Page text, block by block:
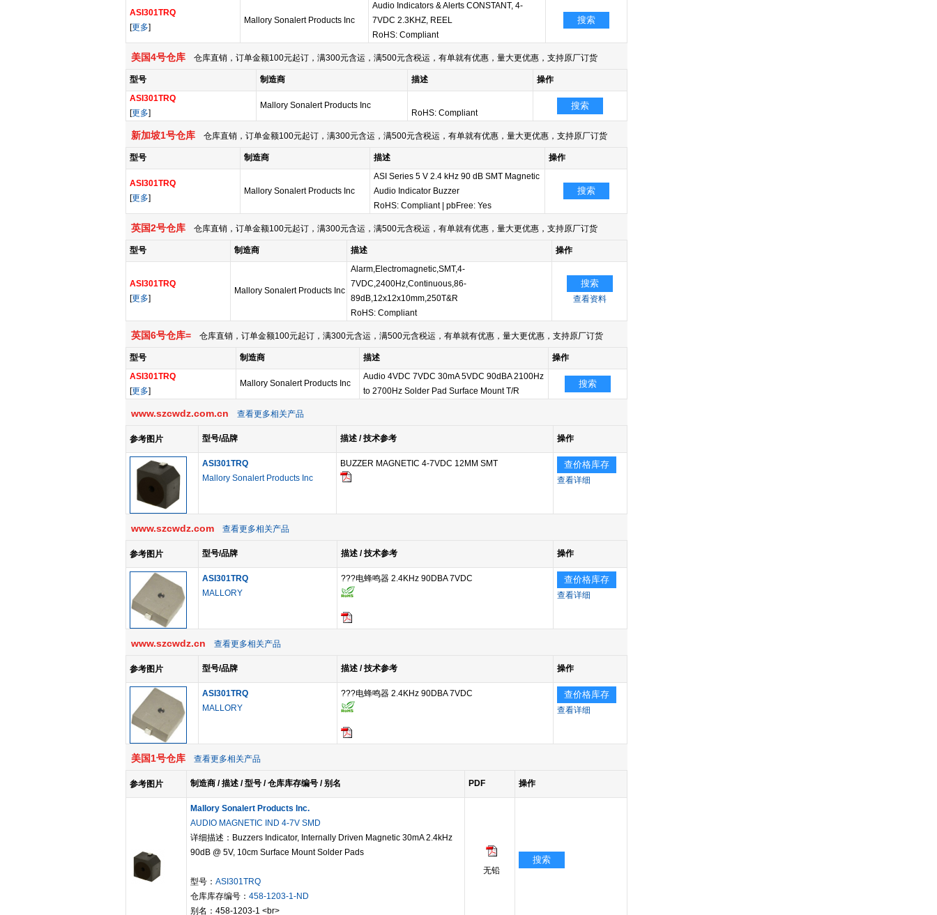
ASI301TRQ
[更多]
Mallory Sonalert Products Inc
Audio Indicators & Alerts CONSTANT, 4-
7VDC 2.3KHZ, REEL
RoHS: Compliant
搜索
美国4号仓库 仓库直销，订单金额100元起订，满300元含运，满500元含税运，有单就有优惠，量大更优惠，支持原厂订货
型号 制造商 描述
操作
ASI301TRQ
[更多]
Mallory Sonalert Products Inc
RoHS: Compliant
搜索
新加坡1号仓库 仓库直销，订单金额100元起订，满300元含运，满500元含税运，有单就有优惠，量大更优惠，支持原厂订货
型号 制造商 描述 操作
ASI301TRQ
[更多]
Mallory Sonalert Products Inc
ASI Series 5 V 2.4 kHz 90 dB SMT Magnetic
Audio Indicator Buzzer
RoHS: Compliant pbFree: Yes
搜索
英国2号仓库 仓库直销，订单金额100元起订，满300元含运，满500元含税运，有单就有优惠，量大更优惠，支持原厂订货
型号 制造商 描述 操作
ASI301TRQ
[更多]
Mallory Sonalert Products Inc
Alarm,Electromagnetic,SMT,4-
7VDC,2400Hz,Continuous,86-
89dB,12x12x10mm,250T&R
RoHS: Compliant
搜索
查看资料
英国6号仓库= 仓库直销，订单金额100元起订，满300元含运，满500元含税运，有单就有优惠，量大更优惠，支持原厂订货
型号 制造商 描述
操作
ASI301TRQ
[更多]
Mallory Sonalert Products Inc
Audio 4VDC 7VDC 30mA 5VDC 90dBA 2100Hz
to 2700Hz Solder Pad Surface Mount T/R
搜索
www.szcwdz.com.cn 查看更多相关产品
参考图片 型号/品牌 描述 / 技术参考 操作
ASI301TRQ
Mallory Sonalert Products Inc
BUZZER MAGNETIC 4-7VDC 12MM SMT 查价格库存
查看详细
www.szcwdz.com 查看更多相关产品
参考图片 型号/品牌 描述 / 技术参考 操作
ASI301TRQ
MALLORY
???电蜂鸣器 2.4KHz 90DBA 7VDC 查价格库存
查看详细
www.szcwdz.cn 查看更多相关产品
参考图片 型号/品牌 描述 / 技术参考 操作
ASI301TRQ
MALLORY
???电蜂鸣器 2.4KHz 90DBA 7VDC 查价格库存
查看详细
美国1号仓库 查看更多相关产品
参考图片 制造商 / 描述 / 型号 / 仓库库存编号 / 别名 PDF 操作
Mallory Sonalert Products Inc.
AUDIO MAGNETIC IND 4-7V SMD
详细描述：Buzzers Indicator, Internally Driven Magnetic 30mA 2.4kHz
90dB @ 5V, 10cm Surface Mount Solder Pads
型号： ASI301TRQ
仓库库存编号： 458-1203-1-ND
别名：458-1203-1 <br>
无铅
搜索